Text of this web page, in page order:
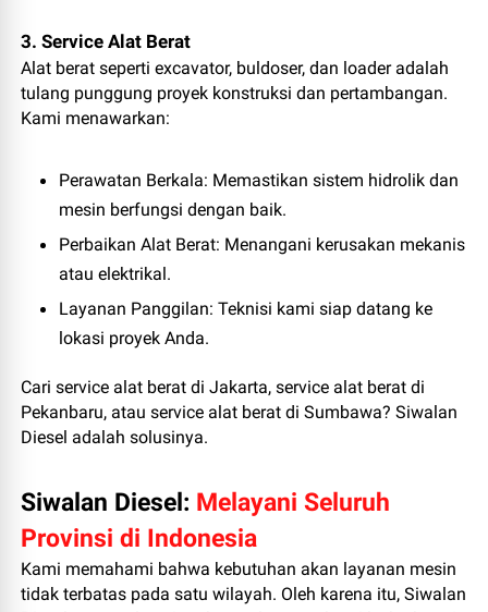
3. Service Alat Berat
Alat berat seperti excavator, buldoser, dan loader adalah
tulang punggung proyek konstruksi dan pertambangan.
Kami menawarkan:
Perawatan Berkala: Memastikan sistem hidrolik dan
mesin berfungsi dengan baik.
Perbaikan Alat Berat: Menangani kerusakan mekanis
atau elektrikal.
Layanan Panggilan: Teknisi kami siap datang ke
lokasi proyek Anda.
Cari service alat berat di Jakarta, service alat berat di
Pekanbaru, atau service alat berat di Sumbawa? Siwalan
Diesel adalah solusinya.
Siwalan Diesel: Melayani Seluruh
Provinsi di Indonesia
Kami memahami bahwa kebutuhan akan layanan mesin
tidak terbatas pada satu wilayah. Oleh karena itu, Siwalan